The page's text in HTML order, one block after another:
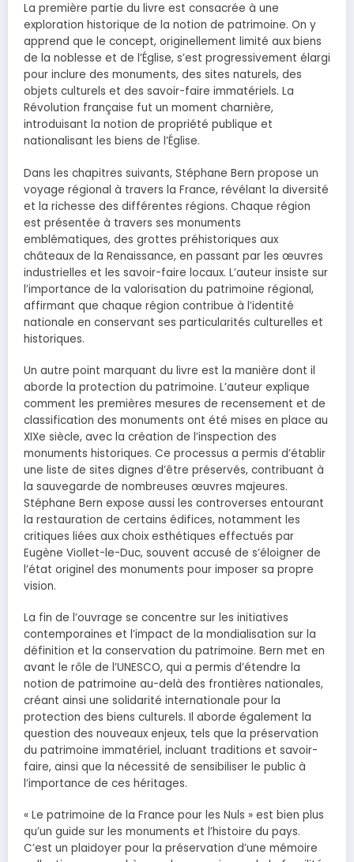
La première partie du livre est consacrée à une
exploration historique de la notion de patrimoine. On y
apprend que le concept, originellement limité aux biens
de la noblesse et de l’Église, s’est progressivement élargi
pour inclure des monuments, des sites naturels, des
objets culturels et des savoir-faire immatériels. La
Révolution française fut un moment charnière,
introduisant la notion de propriété publique et
nationalisant les biens de l’Église.
Dans les chapitres suivants, Stéphane Bern propose un
voyage régional à travers la France, révélant la diversité
et la richesse des différentes régions. Chaque région
est présentée à travers ses monuments
emblématiques, des grottes préhistoriques aux
châteaux de la Renaissance, en passant par les œuvres
industrielles et les savoir-faire locaux. L’auteur insiste sur
l’importance de la valorisation du patrimoine régional,
affirmant que chaque région contribue à l’identité
nationale en conservant ses particularités culturelles et
historiques.
Un autre point marquant du livre est la manière dont il
aborde la protection du patrimoine. L’auteur explique
comment les premières mesures de recensement et de
classification des monuments ont été mises en place au
XIXe siècle, avec la création de l’inspection des
monuments historiques. Ce processus a permis d’établir
une liste de sites dignes d’être préservés, contribuant à
la sauvegarde de nombreuses œuvres majeures.
Stéphane Bern expose aussi les controverses entourant
la restauration de certains édifices, notamment les
critiques liées aux choix esthétiques effectués par
Eugène Viollet-le-Duc, souvent accusé de s’éloigner de
l’état originel des monuments pour imposer sa propre
vision.
La fin de l’ouvrage se concentre sur les initiatives
contemporaines et l’impact de la mondialisation sur la
définition et la conservation du patrimoine. Bern met en
avant le rôle de l’UNESCO, qui a permis d’étendre la
notion de patrimoine au-delà des frontières nationales,
créant ainsi une solidarité internationale pour la
protection des biens culturels. Il aborde également la
question des nouveaux enjeux, tels que la préservation
du patrimoine immatériel, incluant traditions et savoir-
faire, ainsi que la nécessité de sensibiliser le public à
l’importance de ces héritages.
« Le patrimoine de la France pour les Nuls » est bien plus
qu’un guide sur les monuments et l’histoire du pays.
C’est un plaidoyer pour la préservation d’une mémoire